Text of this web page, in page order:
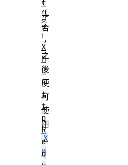
集
合
，
之
後
便
可
使
用
X
M
t
X
M
L
H
t
t
p
R
e
q